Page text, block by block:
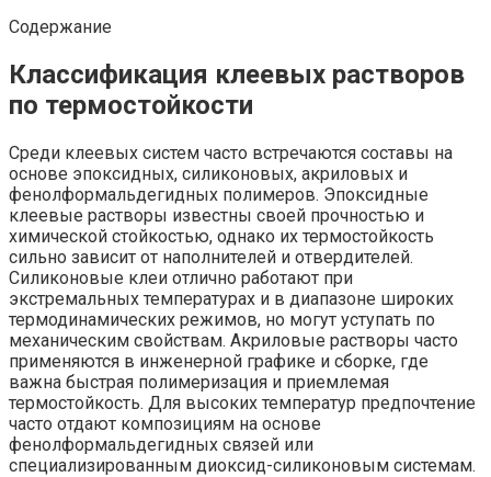
Содержание
Классификация клеевых растворов
по термостойкости
Среди клеевых систем часто встречаются составы на
основе эпоксидных, силиконовых, акриловых и
фенолформальдегидных полимеров. Эпоксидные
клеевые растворы известны своей прочностью и
химической стойкостью, однако их термостойкость
сильно зависит от наполнителей и отвердителей.
Силиконовые клеи отлично работают при
экстремальных температурах и в диапазоне широких
термодинамических режимов, но могут уступать по
механическим свойствам. Акриловые растворы часто
применяются в инженерной графике и сборке, где
важна быстрая полимеризация и приемлемая
термостойкость. Для высоких температур предпочтение
часто отдают композициям на основе
фенолформальдегидных связей или
специализированным диоксид-силиконовым системам.